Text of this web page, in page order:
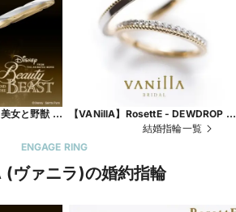
女と野獣 マ
VANillA広島
【VANillA】RosettE - DEWDROP /
しずく - 海外の名門ジュエラー出身
デザイナーが手掛けるアンティークな
福山本店】
結婚指輪一覧
ENGAGE RING
ヴァニラ)の婚約指輪